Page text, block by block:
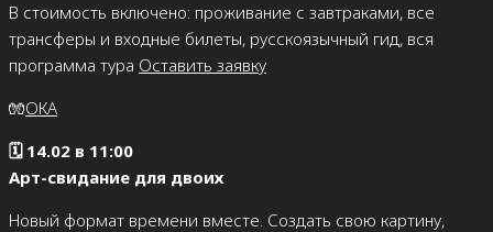
В стоимость включено: проживание с завтраками, все
трансферы и входные билеты, русскоязычный гид, вся
программа тура Оставить заявку
🧤ОКА
🗓 14.02 в 11:00
Арт-свидание для двоих
Новый формат времени вместе. Создать свою картину,